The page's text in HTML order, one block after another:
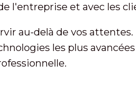
l'entreprise et avec les
au-delà de vos
les plus